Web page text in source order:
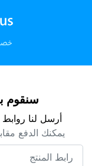
سنقوم
أرسل لنا
يمكنك الدفع